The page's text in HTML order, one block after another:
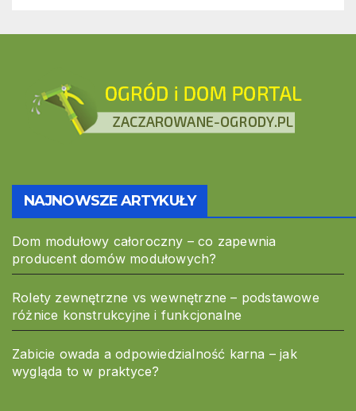
NAJNOWSZE ARTYKUŁY
Dom modułowy całoroczny – co zapewnia
producent domów modułowych?
Rolety zewnętrzne vs wewnętrzne – podstawowe
różnice konstrukcyjne i funkcjonalne
Zabicie owada a odpowiedzialność karna – jak
wygląda to w praktyce?